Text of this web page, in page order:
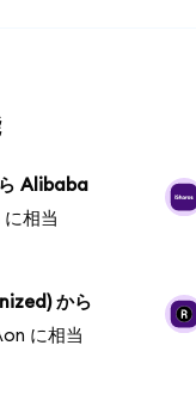
Alibaba
に相当
から
に相当